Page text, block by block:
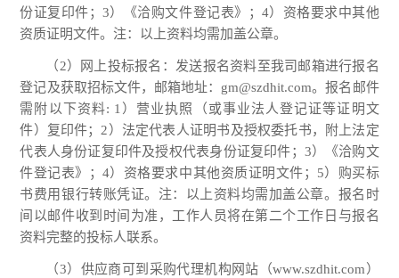
份证复印件； 3）《洽购文件登记表》； 4）资格要求中其他
资质证明文件。注：以上资料均需加盖公章。
（2）网上投标报名：发送报名资料至我司邮箱进行报名
登记及获取招标文件，邮箱地址： gm@szdhit.com。报名邮件
需附以下资料: 1）营业执照（或事业法人登记证等证明文
件）复印件；2）法定代表人证明书及授权委托书，附上法定
代表人身份证复印件及授权代表身份证复印件； 3）《洽购文
件登记表》； 4）资格要求中其他资质证明文件； 5）购买标
书费用银行转账凭证。注：以上资料均需加盖公章。报名时
间以邮件收到时间为准，工作人员将在第二个工作日与报名
资料完整的投标人联系。
（3）供应商可到采购代理机构网站（www.szdhit.com）